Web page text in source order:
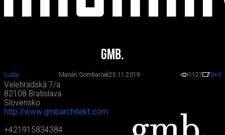
gmb.
Ľudia Marián Gombarček25.11.2019 1127 0+0
Velehradská 7/a
82108 Bratislava
Slovensko
http://www.gmbarchitekt.com
+421915834384